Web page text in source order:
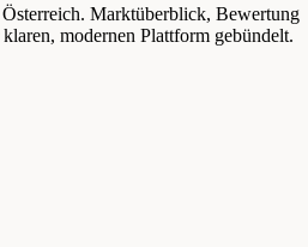
Marktüberblick, Bewertung
modernen Plattform gebündelt.